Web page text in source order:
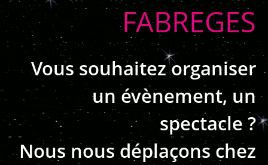
FABREGES
Vous souhaitez organiser
un évènement, un
spectacle ?
Nous nous déplaçons chez